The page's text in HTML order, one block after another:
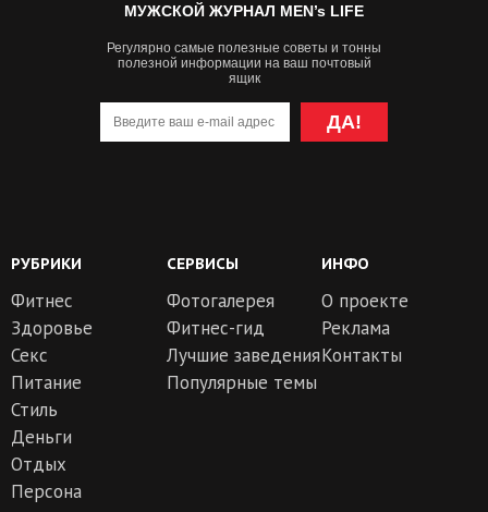
МУЖСКОЙ ЖУРНАЛ MEN’s LIFE
Регулярно самые полезные советы и тонны
полезной информации на ваш почтовый
ящик
ДА!
РУБРИКИ
Фитнес
Здоровье
Секс
Питание
Стиль
Деньги
Отдых
Персона
СЕРВИСЫ
Фотогалерея
Фитнес-гид
Лучшие заведения
Популярные темы
ИНФО
О проекте
Реклама
Контакты